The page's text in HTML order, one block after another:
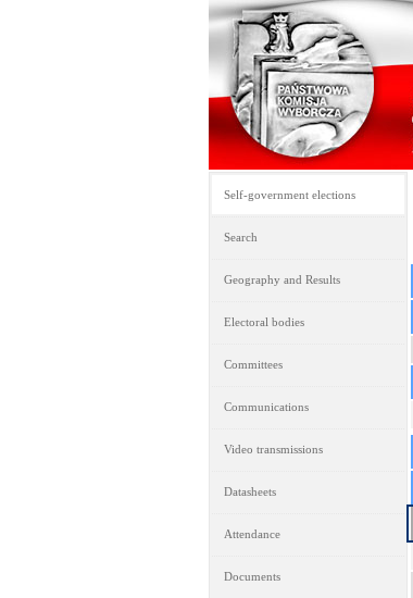
Self-government elections
Search
Geography and Results
Electoral bodies
Committees
Communications
Video transmissions
Datasheets
Attendance
Documents